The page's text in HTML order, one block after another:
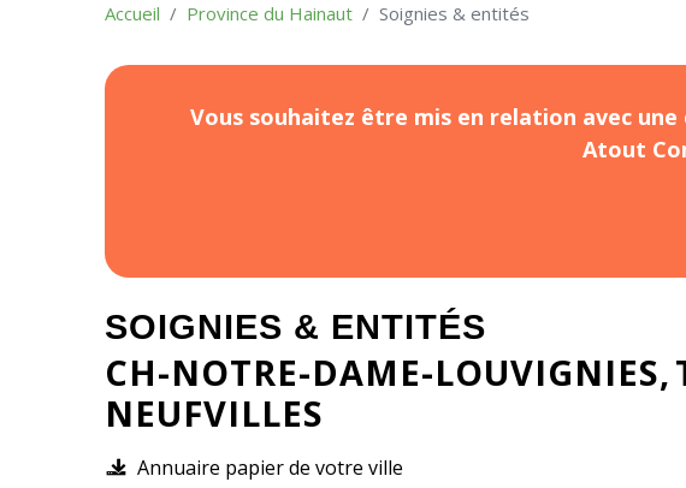
Accueil Province du Hainaut Soignies & entités
Vous souhaitez être mis en relation avec
Atout
SOIGNIES & ENTITÉS
CH-NOTRE-DAME-LOUVIGNIES
NEUFVILLES
Annuaire papier de votre ville